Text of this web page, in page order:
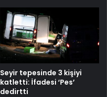
Seyir tepesinde 3 kişiyi
katletti: İfadesi ‘Pes’
dedirtti